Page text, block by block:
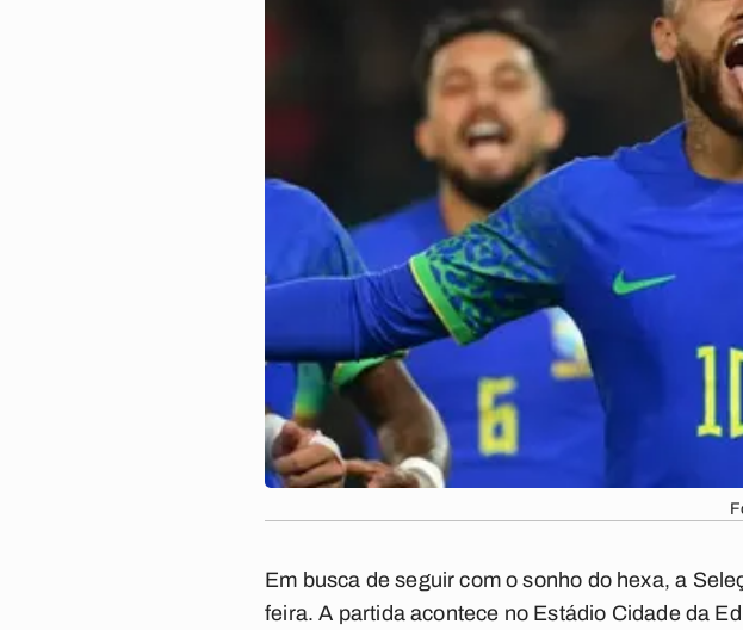
Em busca de seguir com o sonho do hexa, a
feira. A partida acontece no Estádio Cidade da